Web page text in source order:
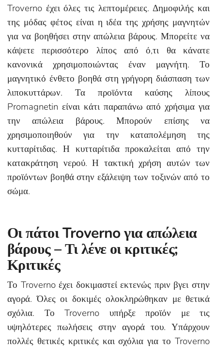
Troverno έχει όλες τις λεπτομέρειες. Δημοφιλής και
της μόδας φέτος είναι η ιδέα της χρήσης μαγνητών
για να βοηθήσει στην απώλεια βάρους. Μπορείτε να
κάψετε περισσότερο λίπος από ό,τι θα κάνατε
κανονικά χρησιμοποιώντας έναν μαγνήτη. Το
μαγνητικό ένθετο βοηθά στη γρήγορη διάσπαση των
λιποκυττάρων. Τα προϊόντα καύσης λίπους
Promagnetin είναι κάτι παραπάνω από χρήσιμα για
την απώλεια βάρους. Μπορούν επίσης να
χρησιμοποιηθούν για την καταπολέμηση της
κυτταρίτιδας. Η κυτταρίτιδα προκαλείται από την
κατακράτηση νερού. Η τακτική χρήση αυτών των
προϊόντων βοηθά στην εξάλειψη των τοξινών από το
σώμα.
Οι πάτοι Troverno για απώλεια
βάρους – Τι λένε οι κριτικές;
Κριτικές
Το Troverno έχει δοκιμαστεί εκτενώς πριν βγει στην
αγορά. Όλες οι δοκιμές ολοκληρώθηκαν με θετικά
σχόλια. Το Troverno υπήρξε προϊόν με τις
υψηλότερες πωλήσεις στην αγορά του. Υπάρχουν
πολλές θετικές κριτικές και σχόλια για το Troverno